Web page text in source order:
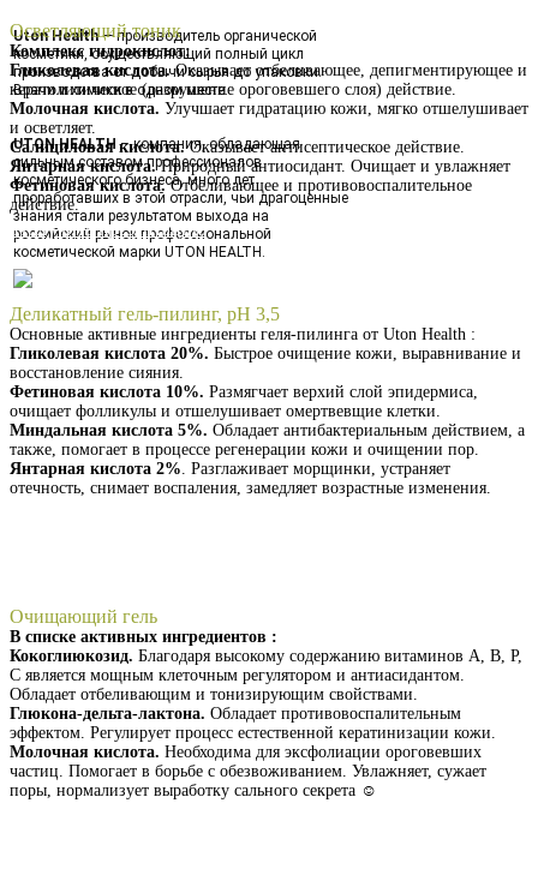
Uton Health— производитель органической
косметики, осуществляющий полный цикл
производства от добычи сырья до упаковки.
Врачи и химики в одном месте.
UTON HEALTH – компания, обладающая
сильным составом профессионалов
косметического бизнеса, много лет
проработавших в этой отрасли, чьи драгоценные
знания стали результатом выхода на
российский рынок профессиональной
косметической марки UTON HEALTH.
Осветляющий тоник
Комплекс гидрокислот:
Гликолевая кислота.Оказывает отбеливающее, депигментирующее и
кератолитическое (разрушение ороговевшего слоя) действие.
Молочная кислота. Улучшает гидратацию кожи, мягко отшелушивает
и осветляет.
Салициловая кислота.Оказывает антисептическое действие.
Янтарная кислота.Природный антиосидант. Очищает и увлажняет
Фетиновая кислота.Отбеливающее и противовоспалительное
действие.
Получить презентацию
Деликатный гель-пилинг, pH 3,5
Основные активные ингредиенты геля-пилинга от Uton Health :
Гликолевая кислота 20%. Быстрое очищение кожи, выравнивание и
восстановление сияния.
Фетиновая кислота 10%. Размягчает верхий слой эпидермиса,
очищает фолликулы и отшелушивает омертвевщие клетки.
Миндальная кислота 5%. Обладает антибактериальным действием, а
также, помогает в процессе регенерации кожи и очищении пор.
Янтарная кислота 2%. Разглаживает морщинки, устраняет
отечность, снимает воспаления, замедляет возрастные изменения.
Очищающий гель
В списке активных ингредиентов :
Кокоглиюкозид. Благодаря высокому содержанию витаминов А, В, Р,
С является мощным клеточным регулятором и антиасидантом.
Обладает отбеливающим и тонизирующим свойствами.
Глюкона-дельта-лактона. Обладает противовоспалительным
эффектом. Регулирует процесс естественной кератинизации кожи.
Молочная кислота. Необходима для эксфолиации ороговевших
частиц. Помогает в борьбе с обезвоживанием. Увлажняет, сужает
поры, нормализует выработку сального секрета ☺️